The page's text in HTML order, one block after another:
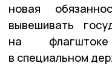
новая
вывешивать
на
в специальном